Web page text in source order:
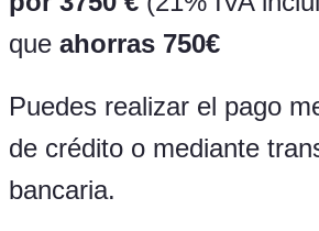
que ahorras 750€
Puedes realizar el pago
de crédito o mediante
bancaria.